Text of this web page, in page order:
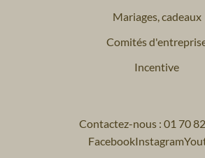
Mariages, cadeaux
Comités
Incentive
Contactez-nous : 01 70
FacebookInstagram